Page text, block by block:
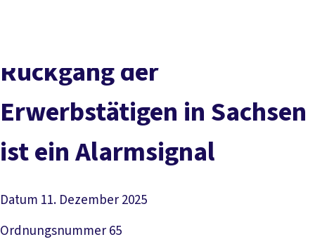
Rückgang der
Erwerbstätigen in Sachsen
ist ein Alarmsignal
Datum 11. Dezember 2025
Ordnungsnummer65